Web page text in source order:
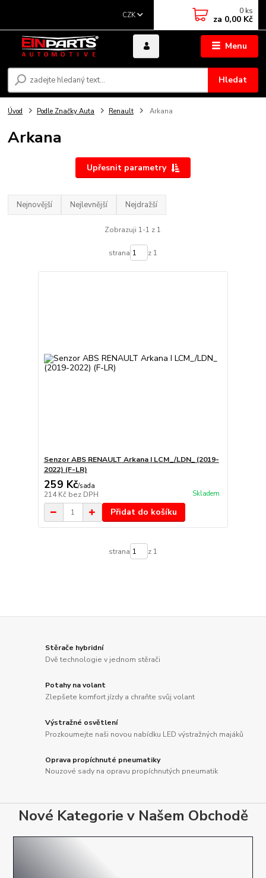
Menu
CZK
Hledat
0 ks
za 0,00 Kč
Úvod Podle Značky Auta Renault Arkana
Arkana
Upřesnit parametry
Nejnovější Nejlevnější Nejdražší
Zobrazuji 1-1 z 1
strana z 1
Senzor ABS RENAULT Arkana I LCM_/LDN_ (2019-
2022) (F-LR)
259 Kč/sada
214 Kč bez DPH Skladem
Přidat do košíku
strana z 1
Stěrače hybridní
Dvě technologie v jednom stěrači
Potahy na volant
Zlepšete komfort jízdy a chraňte svůj volant
Výstražné osvětlení
Prozkoumejte naši novou nabídku LED výstražných majáků
Oprava propíchnuté pneumatiky
Nouzové sady na opravu propíchnutých pneumatik
Nové Kategorie v Našem Obchodě